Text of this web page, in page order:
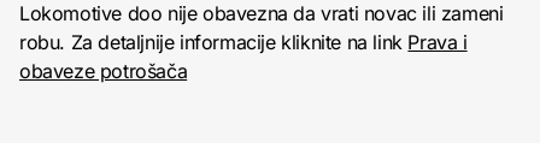
Lokomotive doo nije obavezna da vrati novac ili zameni
robu. Za detaljnije informacije kliknite na link Prava i
obaveze potrošača